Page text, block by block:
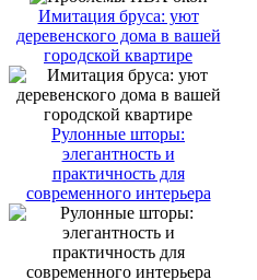
Имитация бруса: уют
деревенского дома в вашей
городской квартире
Рулонные шторы:
элегантность и
практичность для
современного интерьера